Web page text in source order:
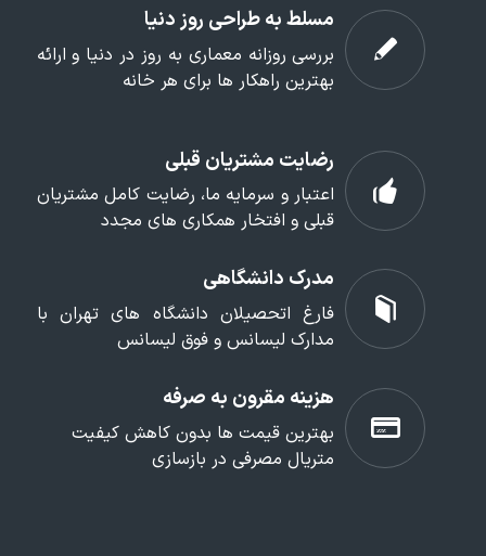
مسلط به طراحی روز دنیا
بررسی روزانه معماری به روز در دنیا و ارائه
بهترین راهکار ها برای هر خانه
رضایت مشتریان قبلی
اعتبار و سرمایه ما، رضایت کامل مشتریان
قبلی و افتخار همکاری های مجدد
مدرک دانشگاهی
فارغ اتحصیلان دانشگاه های تهران با
مدارک لیسانس و فوق لیسانس
هزینه مقرون به صرفه
بهترین قیمت ها بدون کاهش کیفیت
متریال مصرفی در بازسازی